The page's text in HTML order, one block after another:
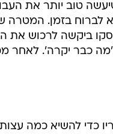
טוב יותר את
לברוח בזמן. המטרה
אל תהיו כמו היזם הישראלי שבשנת 2000
כבר יקרה'. לאחר
כדי להשיא כמה